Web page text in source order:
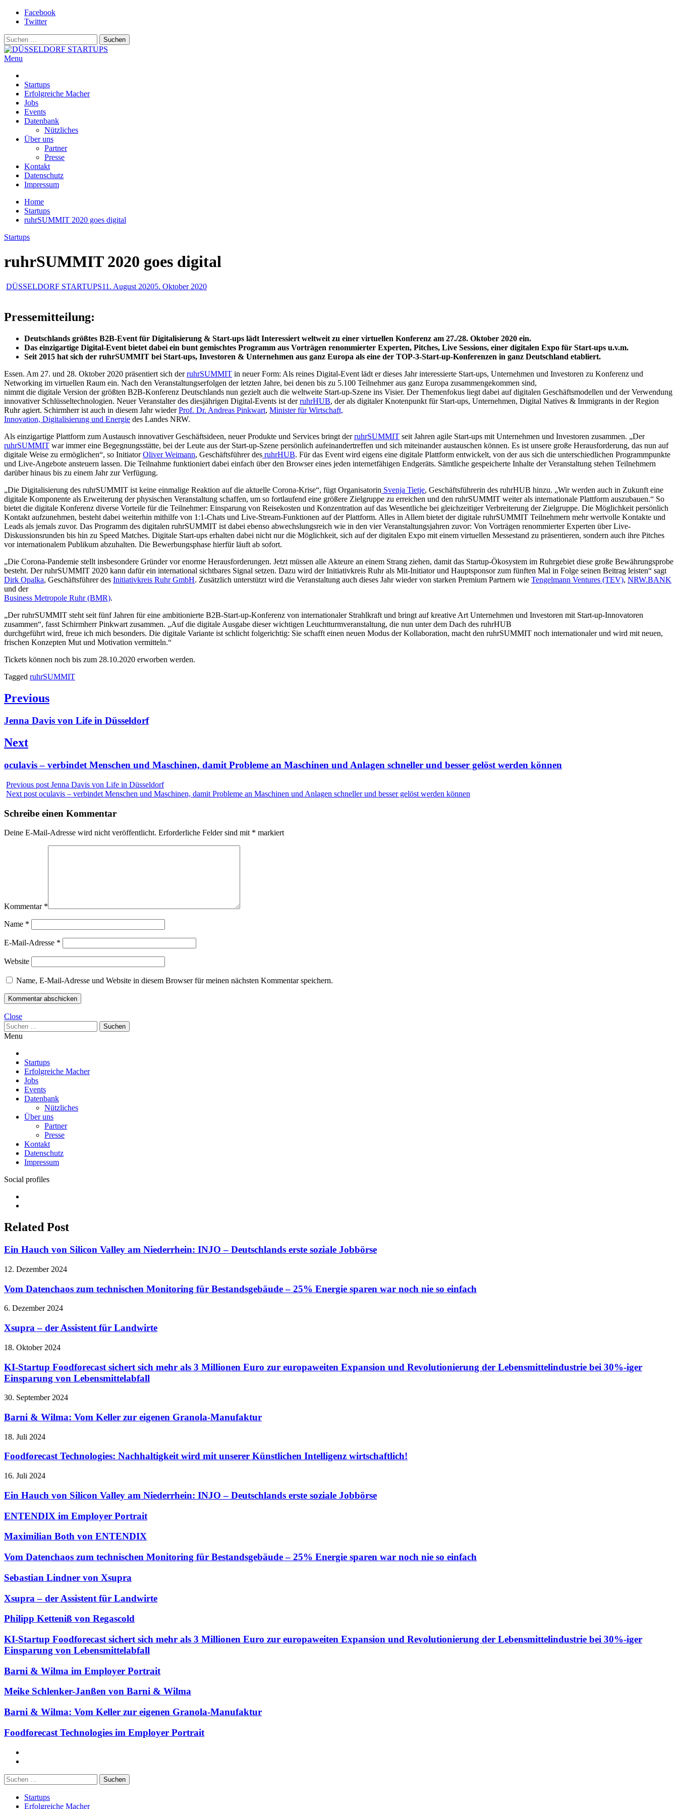
Skip
Facebook
Twitter
Suchen
nach:
Menu
Startups
Erfolgreiche Macher
Jobs
Events
Datenbank
Nützliches
Über uns
Partner
Presse
Kontakt
Datenschutz
Impressum
Home
Startups
ruhrSUMMIT 2020 goes digital
Startups
ruhrSUMMIT 2020 goes digital
DÜSSELDORF STARTUPS11. August 20205. Oktober 2020
Pressemitteilung:
Deutschlands größtes B2B-Event für Digitalisierung & Start-ups lädt Interessiert weltweit zu einer virtuellen Konferenz am 27./28. Oktober 2020 ein.
Das einzigartige Digital-Event bietet dabei ein bunt gemischtes Programm aus Vorträgen renommierter Experten, Pitches, Live Sessions, einer digitalen Expo für Start-ups u.v.m.
Seit 2015 hat sich der ruhrSUMMIT bei Start-ups, Investoren & Unternehmen aus ganz Europa als eine der TOP-3-Start-up-Konferenzen in ganz Deutschland etabliert.
Essen. Am 27. und 28. Oktober 2020 präsentiert sich derruhrSUMMIT in neuer Form: Als reines Digital-Event lädt er dieses Jahr interessierte Start-ups, Unternehmen und Investoren zu Konferenz und
Networking im virtuellen Raum ein. Nach den Veranstaltungserfolgen der letzten Jahre, bei denen bis zu 5.100 Teilnehmer aus ganz Europa zusammengekommen sind,
nimmt die digitale Version der größten B2B-Konferenz Deutschlands nun gezielt auch die weltweite Start-up-Szene ins Visier. Der Themenfokus liegt dabei auf digitalen Geschäftsmodellen und der Verwendung
innovativer Schlüsseltechnologien. Neuer Veranstalter des diesjährigen Digital-Events ist derruhrHUB, der als digitaler Knotenpunkt für Start-ups, Unternehmen, Digital Natives & Immigrants in der Region
Ruhr agiert. Schirmherr ist auch in diesem Jahr wiederProf. Dr. Andreas Pinkwart, Minister für Wirtschaft,
Innovation, Digitalisierung und Energie des Landes NRW.
Als einzigartige Plattform zum Austausch innovativer Geschäftsideen, neuer Produkte und Services bringt derruhrSUMMIT seit Jahren agile Start-ups mit Unternehmen und Investoren zusammen. „Der
ruhrSUMMIT war immer eine Begegnungsstätte, bei der Leute aus der Start-up-Szene persönlich aufeinandertreffen und sich miteinander austauschen können. Es ist unsere große Herausforderung, das nun auf
digitale Weise zu ermöglichen“, so InitiatorOliver Weimann, Geschäftsführer des ruhrHUB. Für das Event wird eigens eine digitale Plattform entwickelt, von der aus sich die unterschiedlichen Programmpunkte
und Live-Angebote ansteuern lassen. Die Teilnahme funktioniert dabei einfach über den Browser eines jeden internetfähigen Endgeräts. Sämtliche gespeicherte Inhalte der Veranstaltung stehen Teilnehmern
darüber hinaus bis zu einem Jahr zur Verfügung.
„Die Digitalisierung des ruhrSUMMIT ist keine einmalige Reaktion auf die aktuelle Corona-Krise“, fügt Organisatorin Svenja Tietje, Geschäftsführerin des ruhrHUB hinzu. „Wir werden auch in Zukunft eine
digitale Komponente als Erweiterung der physischen Veranstaltung schaffen, um so fortlaufend eine größere Zielgruppe zu erreichen und den ruhrSUMMIT weiter als internationale Plattform auszubauen.“ So
bietet die digitale Konferenz diverse Vorteile für die Teilnehmer: Einsparung von Reisekosten und Konzentration auf das Wesentliche bei gleichzeitiger Verbreiterung der Zielgruppe. Die Möglichkeit persönlich
Kontakt aufzunehmen, besteht dabei weiterhin mithilfe von 1:1-Chats und Live-Stream-Funktionen auf der Plattform. Alles in Allem bietet der digitale ruhrSUMMIT Teilnehmern mehr wertvolle Kontakte und
Leads als jemals zuvor. Das Programm des digitalen ruhrSUMMIT ist dabei ebenso abwechslungsreich wie in den vier Veranstaltungsjahren zuvor: Von Vorträgen renommierter Experten über Live-
Diskussionsrunden bis hin zu Speed Matches. Digitale Start-ups erhalten dabei nicht nur die Möglichkeit, sich auf der digitalen Expo mit einem virtuellen Messestand zu präsentieren, sondern auch ihre Pitches
vor internationalem Publikum abzuhalten. Die Bewerbungsphase hierfür läuft ab sofort.
„Die Corona-Pandemie stellt insbesondere Gründer vor enorme Herausforderungen. Jetzt müssen alle Akteure an einem Strang ziehen, damit das Startup-Ökosystem im Ruhrgebiet diese große Bewährungsprobe
besteht. Der ruhrSUMMIT 2020 kann dafür ein international sichtbares Signal setzen. Dazu wird der Initiativkreis Ruhr als Mit-Initiator und Hauptsponsor zum fünften Mal in Folge seinen Beitrag leisten“ sagt
Dirk Opalka, Geschäftsführer des Initiativkreis Ruhr GmbH. Zusätzlich unterstützt wird die Veranstaltung auch dieses Jahr wieder von starken Premium Partnern wie Tengelmann Ventures (TEV), NRW.BANK
und der
Business Metropole Ruhr (BMR).
„Der ruhrSUMMIT steht seit fünf Jahren für eine ambitionierte B2B-Start-up-Konferenz von internationaler Strahlkraft und bringt auf kreative Art Unternehmen und Investoren mit Start-up-Innovatoren
zusammen“, fasst Schirmherr Pinkwart zusammen. „Auf die digitale Ausgabe dieser wichtigen Leuchtturmveranstaltung, die nun unter dem Dach des ruhrHUB
durchgeführt wird, freue ich mich besonders. Die digitale Variante ist schlicht folgerichtig: Sie schafft einen neuen Modus der Kollaboration, macht den ruhrSUMMIT noch internationaler und wird mit neuen,
frischen Konzepten Mut und Motivation vermitteln.“
Tickets können noch bis zum 28.10.2020 erworben werden.
Tagged ruhrSUMMIT
Beitragsnavigation
Previous
Previous
Jenna Davis von Life in Düsseldorf
Next
Next
oculavis – verbindet Menschen und Maschinen, damit Probleme an Maschinen und Anlagen schneller und besser gelöst werden können
Previous post Jenna Davis von Life in Düsseldorf
Next post oculavis – verbindet Menschen und Maschinen, damit Probleme an Maschinen und Anlagen schneller und besser gelöst werden können
Schreibe einen Kommentar
Deine E-Mail-Adresse wird nicht veröffentlicht. Erforderliche Felder sind mit * markiert
Kommentar *
Name *
E-Mail-Adresse *
Website
Name, E-Mail-Adresse und Website in diesem Browser für meinen nächsten Kommentar speichern.
Close
Suchen
nach:
Menu
Startups
Erfolgreiche Macher
Jobs
Events
Datenbank
Nützliches
Über uns
Partner
Presse
Kontakt
Datenschutz
Impressum
Social profiles
Related Post
Ein Hauch von Silicon Valley am Niederrhein: INJO – Deutschlands erste soziale Jobbörse
12. Dezember 2024
Vom Datenchaos zum technischen Monitoring für Bestandsgebäude – 25% Energie sparen war noch nie so einfach
6. Dezember 2024
Xsupra – der Assistent für Landwirte
18. Oktober 2024
KI-Startup Foodforecast sichert sich mehr als 3 Millionen Euro zur europaweiten Expansion und Revolutionierung der Lebensmittelindustrie bei 30%-iger
Einsparung von Lebensmittelabfall
30. September 2024
Barni & Wilma: Vom Keller zur eigenen Granola-Manufaktur
18. Juli 2024
Foodforecast Technologies: Nachhaltigkeit wird mit unserer Künstlichen Intelligenz wirtschaftlich!
16. Juli 2024
Ein Hauch von Silicon Valley am Niederrhein: INJO – Deutschlands erste soziale Jobbörse
ENTENDIX im Employer Portrait
Maximilian Both von ENTENDIX
Vom Datenchaos zum technischen Monitoring für Bestandsgebäude – 25% Energie sparen war noch nie so einfach
Sebastian Lindner von Xsupra
Xsupra – der Assistent für Landwirte
Philipp Ketteniß von Regascold
KI-Startup Foodforecast sichert sich mehr als 3 Millionen Euro zur europaweiten Expansion und Revolutionierung der Lebensmittelindustrie bei 30%-iger
Einsparung von Lebensmittelabfall
Barni & Wilma im Employer Portrait
Meike Schlenker-Janßen von Barni & Wilma
Barni & Wilma: Vom Keller zur eigenen Granola-Manufaktur
Foodforecast Technologies im Employer Portrait
Suchen
nach:
Startups
Erfolgreiche Macher